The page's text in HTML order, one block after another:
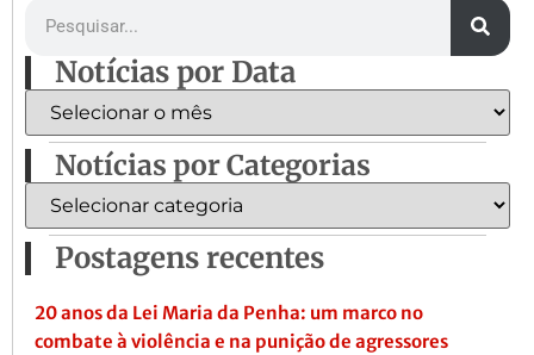
Notícias por Data
Notícias por Categorias
Postagens recentes
20 anos da Lei Maria da Penha: um marco no
combate à violência e na punição de agressores